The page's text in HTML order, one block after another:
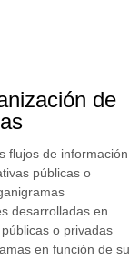
de
flujos de información
públicas o
desarrolladas en
o privadas
en función de su